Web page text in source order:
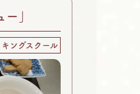
」
キングスクール